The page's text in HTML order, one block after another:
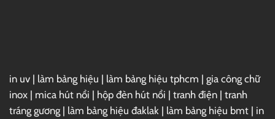
in uv | làm bảng hiệu | làm bảng hiệu tphcm | gia công chữ
inox | mica hút nổi | hộp đèn hút nổi | tranh điện | tranh
tráng gương | làm bảng hiệu đaklak | làm bảng hiệu bmt | in